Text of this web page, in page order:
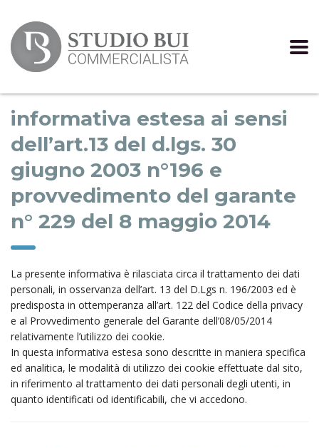
informativa estesa ai sensi
dell’art.13 del d.lgs. 30
giugno 2003 n°196 e
provvedimento del garante
n° 229 del 8 maggio 2014
La presente informativa è rilasciata circa il trattamento dei dati
personali, in osservanza dell’art. 13 del D.Lgs n. 196/2003 ed è
predisposta in ottemperanza all’art. 122 del Codice della privacy
e al Provvedimento generale del Garante dell’08/05/2014
relativamente l’utilizzo dei cookie.
In questa informativa estesa sono descritte in maniera specifica
ed analitica, le modalità di utilizzo dei cookie effettuate dal sito,
in riferimento al trattamento dei dati personali degli utenti, in
quanto identificati od identificabili, che vi accedono.